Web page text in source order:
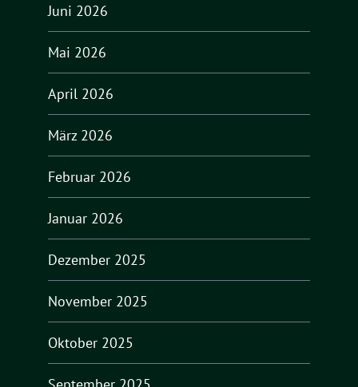
Juni 2026
Mai 2026
April 2026
März 2026
Februar 2026
Januar 2026
Dezember 2025
November 2025
Oktober 2025